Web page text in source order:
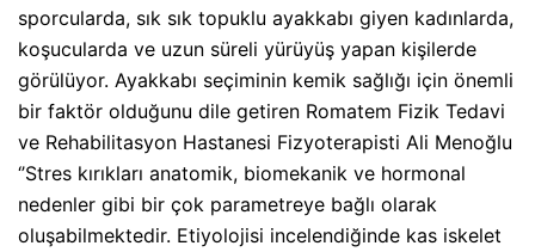
sporcularda, sık sık topuklu ayakkabı giyen kadınlarda,
koşucularda ve uzun süreli yürüyüş yapan kişilerde
görülüyor. Ayakkabı seçiminin kemik sağlığı için önemli
bir faktör olduğunu dile getiren Romatem Fizik Tedavi
ve Rehabilitasyon Hastanesi Fizyoterapisti Ali Menoğlu
‘’Stres kırıkları anatomik, biomekanik ve hormonal
nedenler gibi bir çok parametreye bağlı olarak
oluşabilmektedir. Etiyolojisi incelendiğinde kas iskelet